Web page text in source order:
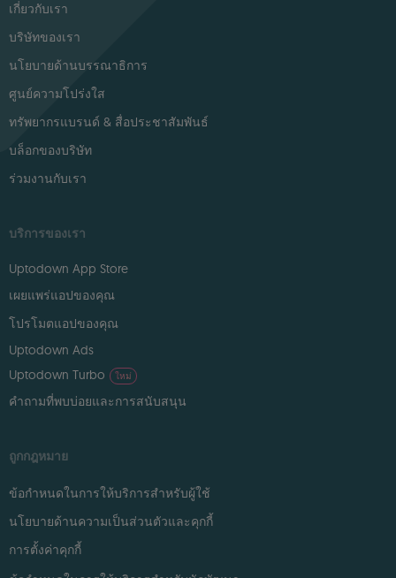
เกี่ยวกับเรา
บริษัทของเรา
นโยบายด้านบรรณาธิการ
ศูนย์ความโปร่งใส
ทรัพยากรแบรนด์ & สื่อประชาสัมพันธ์
บล็อกของบริษัท
ร่วมงานกับเรา
บริการของเรา
Uptodown App Store
เผยแพร่แอปของคุณ
โปรโมตแอปของคุณ
Uptodown Ads
Uptodown Turbo
ใหม่
คำถามที่พบบ่อยและการสนับสนุน
ถูกกฎหมาย
ข้อกำหนดในการให้บริการสำหรับผู้ใช้
นโยบายด้านความเป็นส่วนตัวและคุกกี้
การตั้งค่าคุกกี้